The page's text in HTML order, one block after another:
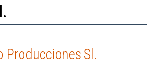
Producciones Sl.